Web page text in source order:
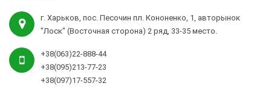
г. Харьков, пос. Песочин пл. Кононенко, 1, авторынок
"Лоск" (Восточная сторона) 2 ряд, 33-35 место.
+38(063)22-888-44
+38(095)213-77-23
+38(097)17-557-32